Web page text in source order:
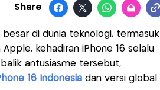
Share
besar di dunia teknologi, termasuk
kehadiran iPhone 16 selalu
antusiasme tersebut,
16 Indonesiadan versi global.